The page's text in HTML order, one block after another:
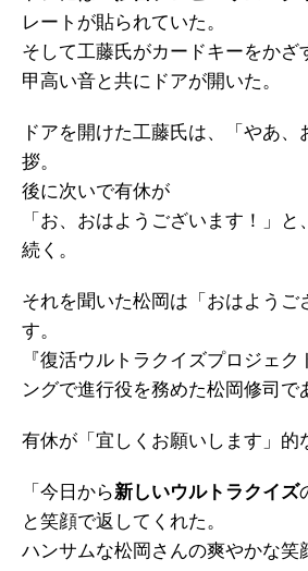
レートが貼られていた。
そして工藤氏がカードキーをかざ
甲高い音と共にドアが開いた。
ドアを開けた工藤氏は、「やあ
拶。
後に次いで有休が
「お、おはようございます！」
続く。
それを聞いた松岡は「おはようご
す。
『復活ウルトラクイズプロジェ
ングで進行役を務めた松岡修司で
有休が「宜しくお願いします」的
「今日から新しいウルトラクイズ
と笑顔で返してくれた。
ハンサムな松岡さんの爽やかな笑